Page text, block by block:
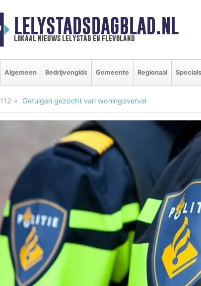
LELYSTADSDAGBLAD.NL
lokaal nieuws lelystad en flevoland
Algemeen Bedrijvengids Gemeente Regionaal Specials
112 Getuigen gezocht van woningoverval